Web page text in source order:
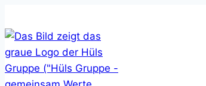
Inhalt
springen